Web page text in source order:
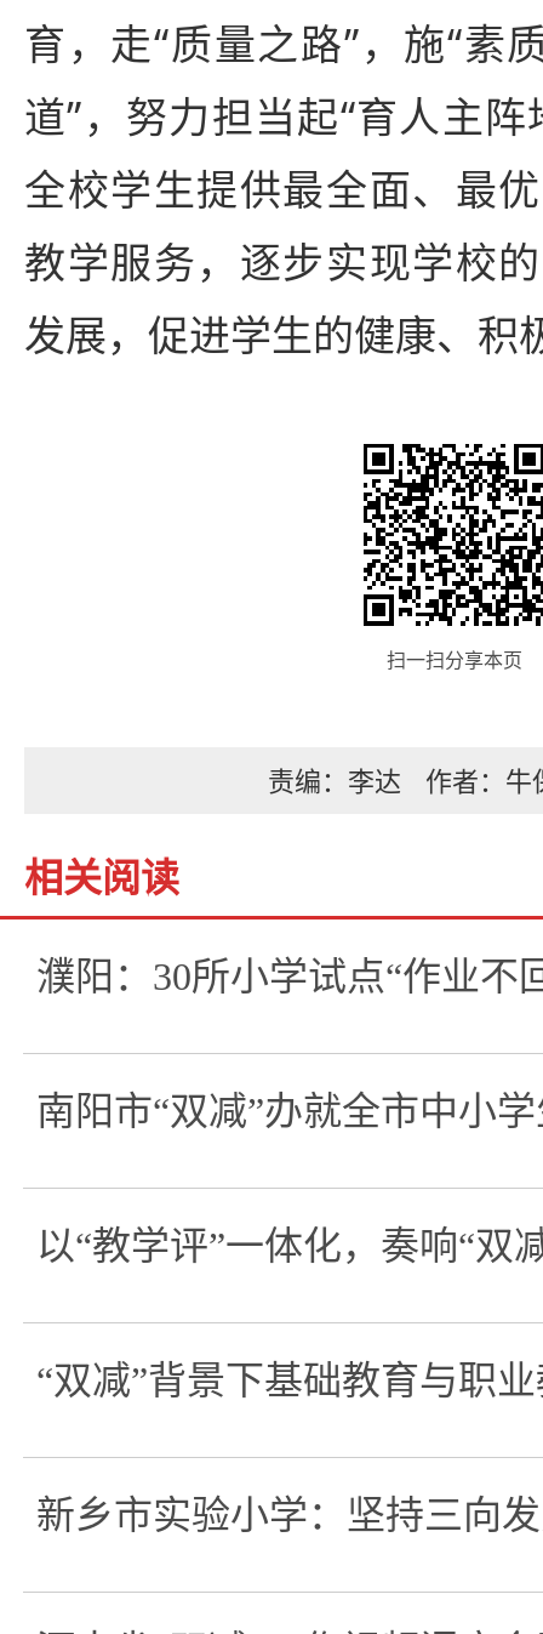
育，走“质量之路”，施“素
道”，努力担当起“育人主
全校学生提供最全面、最
教学服务，逐步实现学校
发展，促进学生的健康、积
扫一扫分享本页
责编：李达 作者：牛
相关阅读
濮阳：30所小学试点“作业不
南阳市“双减”办就全市中小
以“教学评”一体化，奏响“双
“双减”背景下基础教育与职
新乡市实验小学：坚持三向